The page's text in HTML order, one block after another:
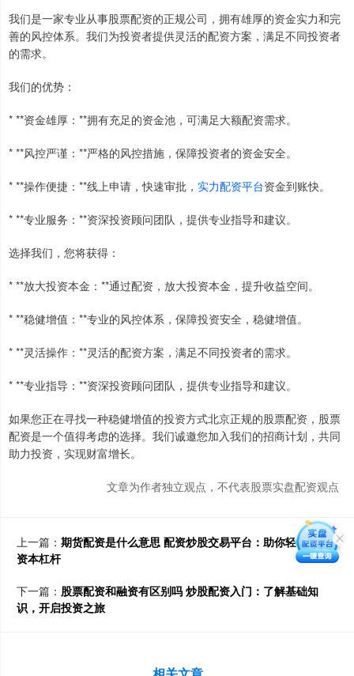
我们是一家专业从事股票配资的正规公司，拥有雄厚的资金实力和完
善的风控体系。我们为投资者提供灵活的配资方案，满足不同投资者
的需求。
我们的优势：
* **资金雄厚：**拥有充足的资金池，可满足大额配资需求。
* **风控严谨：**严格的风控措施，保障投资者的资金安全。
* **操作便捷：**线上申请，快速审批， 实力配资平台资金到账快。
* **专业服务：**资深投资顾问团队，提供专业指导和建议。
选择我们，您将获得：
* **放大投资本金：**通过配资，放大投资本金，提升收益空间。
* **稳健增值：**专业的风控体系，保障投资安全，稳健增值。
* **灵活操作：**灵活的配资方案，满足不同投资者的需求。
* **专业指导：**资深投资顾问团队，提供专业指导和建议。
如果您正在寻找一种稳健增值的投资方式北京正规的股票配资，股票
配资是一个值得考虑的选择。我们诚邀您加入我们的招商计划，共同
助力投资，实现财富增长。
文章为作者独立观点，不代表股票实盘配资观点
上一篇： 期货配资是什么意思 配资炒股交易平台：助你轻松撬动
资本杠杆
下一篇： 股票配资和融资有区别吗 炒股配资入门：了解基础知
识，开启投资之旅